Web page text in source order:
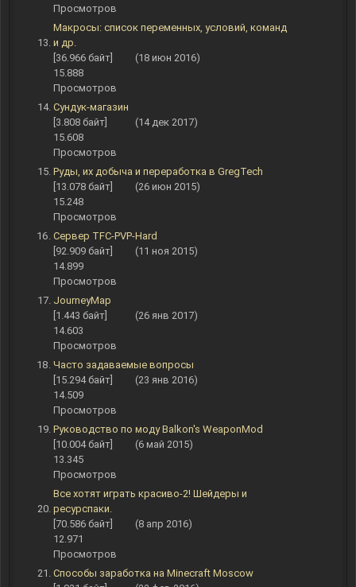
Просмотров
Макросы: список переменных, условий, команд
и др.
[36.966 байт]
(18 июн 2016)
15.888
Просмотров
Сундук-магазин
[3.808 байт]
(14 дек 2017)
15.608
Просмотров
Руды, их добыча и переработка в GregTech
[13.078 байт]
(26 июн 2015)
15.248
Просмотров
Сервер TFC-PVP-Hard
[92.909 байт]
(11 ноя 2015)
14.899
Просмотров
JourneyMap
[1.443 байт]
(26 янв 2017)
14.603
Просмотров
Часто задаваемые вопросы
[15.294 байт]
(23 янв 2016)
14.509
Просмотров
Руководство по моду Balkon's WeaponMod
[10.004 байт]
(6 май 2015)
13.345
Просмотров
Все хотят играть красиво-2! Шейдеры и
ресурспаки.
[70.586 байт]
(8 апр 2016)
12.971
Просмотров
Способы заработка на Minecraft Moscow